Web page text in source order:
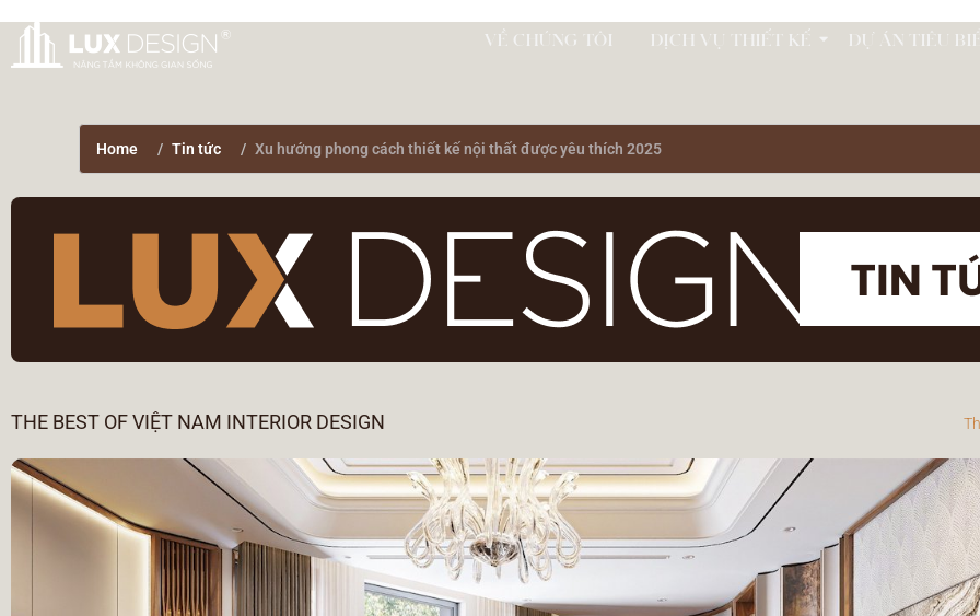
VỀ CHÚNG TÔI DỊCH VỤ THIẾT KẾ DỰ ÁN TIÊU
Home Tin tức Xu hướng phong cách thiết kế nội thất được yêu thích 2025
THE BEST OF VIỆT NAM INTERIOR DESIGN